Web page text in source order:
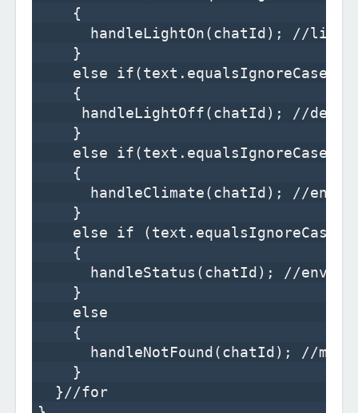
    {
handleLightOn(chatId); //liga
    }
else
    {
handleLightOff(chatId); //
    }
else
    {
handleClimate(chatId); //
    }
else if
    {
handleStatus(chatId); //envia
    }
    else
    {
handleNotFound(chatId); //
    }
  }//for